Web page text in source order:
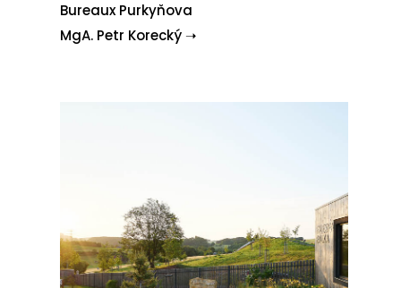
Bureaux Purkyňova
MgA. Petr Korecký ➝